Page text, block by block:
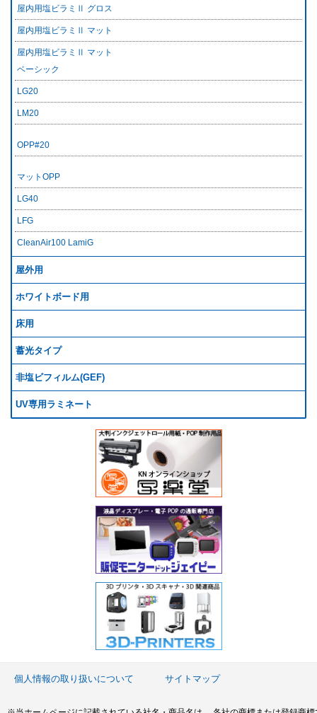
屋内用塩ビラミⅡ グロス
屋内用塩ビラミⅡ マット
屋内用塩ビラミⅡ マット
ベーシック
LG20
LM20
OPP#20
マットOPP
LG40
LFG
CleanAir100 LamiG
屋外用
ホワイトボード用
床用
蓄光タイプ
非塩ビフィルム(GEF)
UV専用ラミネート
個人情報の取り扱いについて サイトマップ